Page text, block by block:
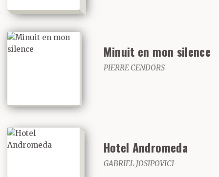
Minuit en mon silence
PIERRE CENDORS
Hotel Andromeda
GABRIEL JOSIPOVICI